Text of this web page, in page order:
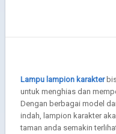
Lampu lampion karakter
untuk menghias dan
Dengan berbagai model
indah, lampion karakter
taman anda semakin